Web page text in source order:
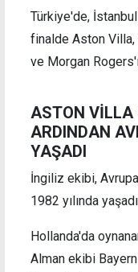
Türkiye'de,
finalde Aston Villa,
ve Morgan
ASTON VİLLA
ARDINDAN
YAŞADI
İngiliz ekibi,
1982 yılında
Hollanda'da
Alman ekibi